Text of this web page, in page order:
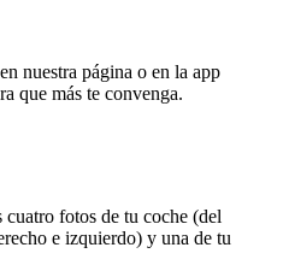
nuestra página o en la app
que más te convenga.
cuatro fotos de tu coche (del
e izquierdo) y una de tu